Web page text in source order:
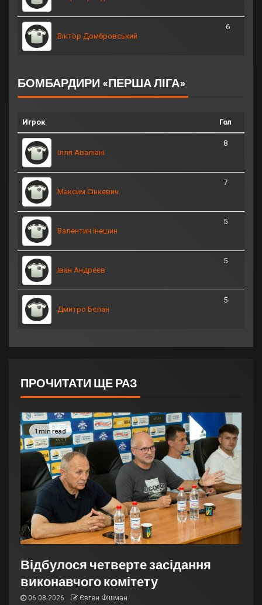
Віктор Домбровський
6
БОМБАРДИРИ «ПЕРША ЛІГА»
Игрок Гол
Ілля Аваліані
8
Максим Сінкевич
7
Валентин Інешин
5
Іван Андреєв
5
Дмитро Бєлан
5
ПРОЧИТАТИ ЩЕ РАЗ
1 min read
Відбулося четверте засідання
виконавчого комітету
06.08.2026 Євген Фішман